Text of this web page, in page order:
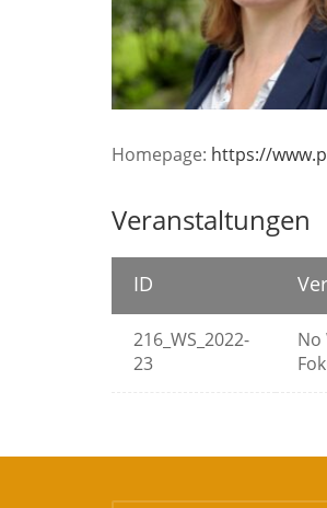
Homepage: https://
Veranstaltungen
ID
216_WS_2022-
23
No